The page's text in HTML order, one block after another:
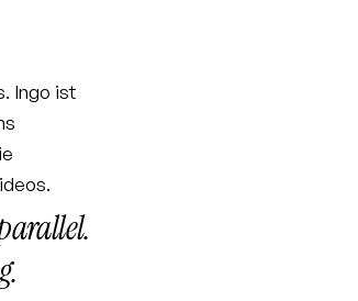
Ingo ist